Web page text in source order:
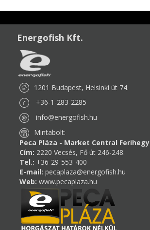
Energofish Kft.
1201 Budapest, Helsinki út 74.
+36-1-283-2285
info@energofish.hu
Mintabolt:
Peca Pláza - Market Central Ferihegy
Cím: 2220 Vecsés, Fő út 246-248.
Tel.: +36-29-553-400
E-mail: pecaplaza@energofish.hu
Web: www.pecaplaza.hu